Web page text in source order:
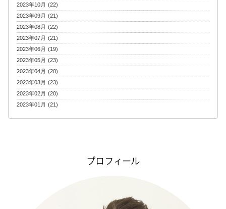
2023年10月 (22)
2023年09月 (21)
2023年08月 (22)
2023年07月 (21)
2023年06月 (19)
2023年05月 (23)
2023年04月 (20)
2023年03月 (23)
2023年02月 (20)
2023年01月 (21)
プロフィール